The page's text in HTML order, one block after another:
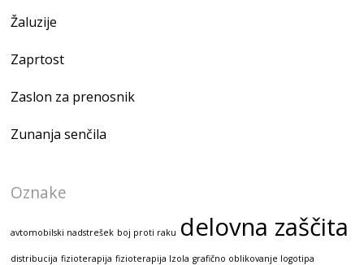
Žaluzije
Zaprtost
Zaslon za prenosnik
Zunanja senčila
Oznake
avtomobilski nadstrešek boj proti raku delovna zaščita
distribucija fizioterapija fizioterapija Izola grafično oblikovanje logotipa